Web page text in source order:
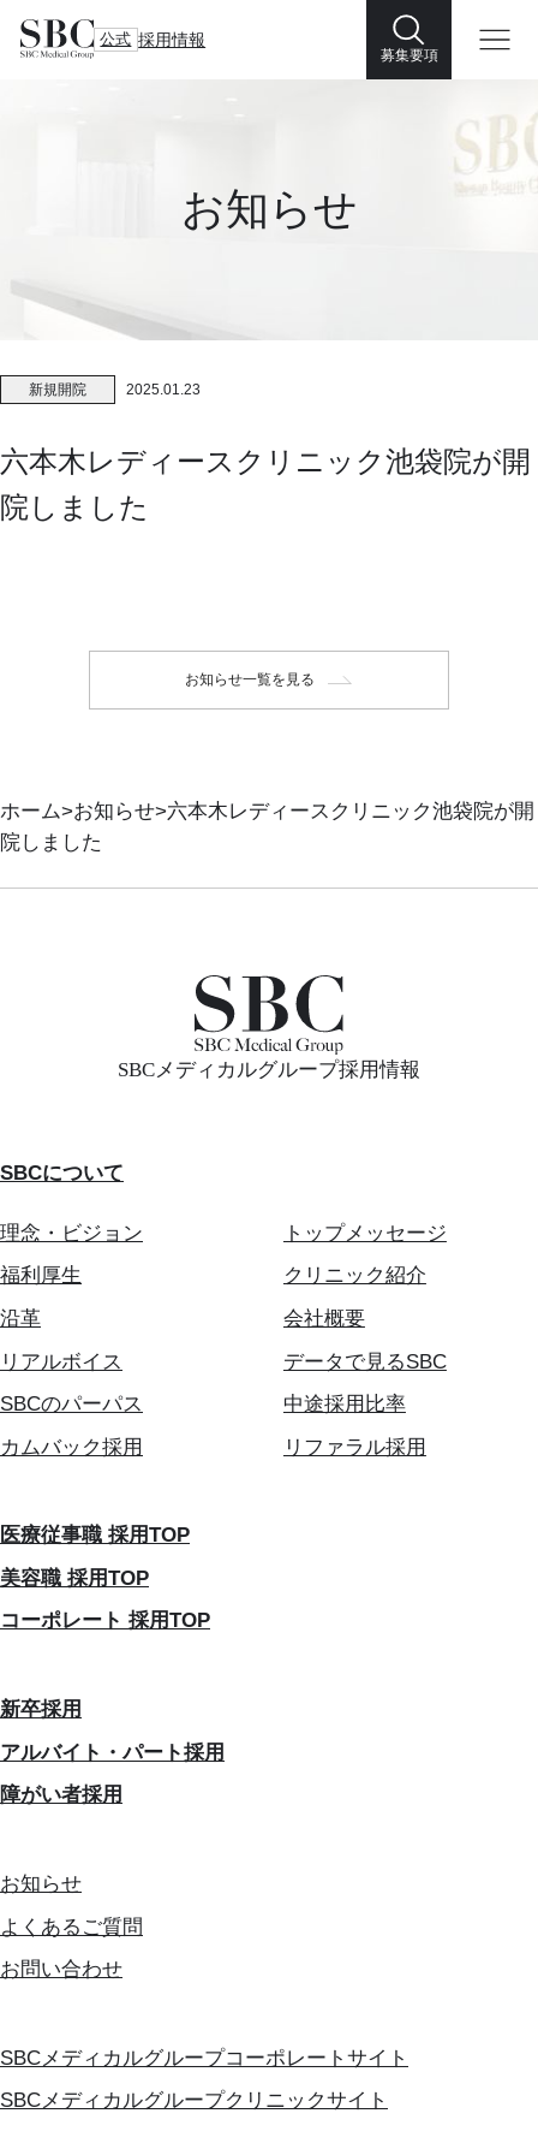
公式 採用情報
募集要項
お知らせ
新規開院 2025.01.23
六本木レディースクリニック池袋院が開
院しました
お知らせ一覧を見る
ホーム お知らせ 六本木レディースクリニック池袋院が開
院しました
SBCメディカルグループ採用情報
SBCについて
理念・ビジョン
トップメッセージ
福利厚生
クリニック紹介
沿革
会社概要
リアルボイス
データで見るSBC
SBCのパーパス
中途採用比率
カムバック採用
リファラル採用
医療従事職 採用TOP
美容職 採用TOP
コーポレート 採用TOP
新卒採用
アルバイト・パート採用
障がい者採用
お知らせ
よくあるご質問
お問い合わせ
SBCメディカルグループコーポレートサイト
SBCメディカルグループクリニックサイト